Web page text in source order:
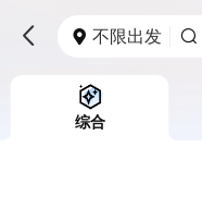
  不限出发 
综合